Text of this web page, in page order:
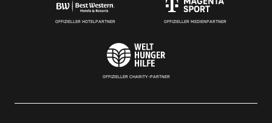
OFFIZIELLER HOTELPARTNER OFFIZIELLER MEDIENPARTNER
OFFIZIELLER CHARITY-PARTNER